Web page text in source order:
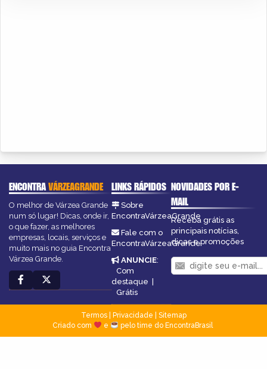
ENCONTRAVÁRZEAGRANDE
O melhor de Várzea Grande
num só lugar! Dicas, onde ir,
o que fazer, as melhores
empresas, locais, serviços e
muito mais no guia Encontra
Várzea Grande.
LINKS RÁPIDOS
Sobre
EncontraVárzeaGrande
Fale com o
EncontraVárzeaGrande
ANUNCIE:
Com
destaque |
Grátis
NOVIDADES POR E-
MAIL
Receba grátis as
principais notícias,
dicas e promoções
Termos| Privacidade
Sitemap
Criado com
e pelo time do EncontraBrasil